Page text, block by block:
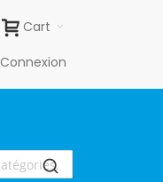
Cart
Connexion